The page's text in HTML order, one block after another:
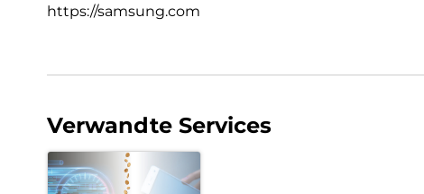
https://samsung.com
Verwandte Services